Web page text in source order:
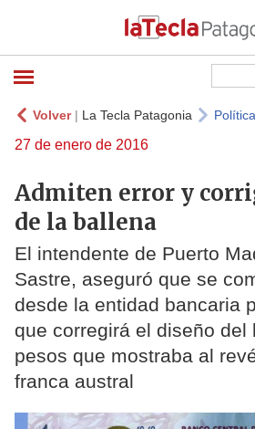
Volver| La Tecla Patagonia
27 de enero de 2016
Admiten error y
de la ballena
El intendente de Puerto
Sastre, aseguró que se
desde la entidad bancaria
que corregirá el diseño del
pesos que mostraba al
franca austral